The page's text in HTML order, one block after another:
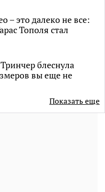
– это далеко не все:
Тополя стал
блеснула
вы еще не
Показать еще